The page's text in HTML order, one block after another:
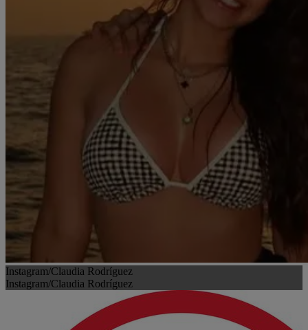
Instagram/Claudia Rodríguez
Instagram/Claudia Rodríguez